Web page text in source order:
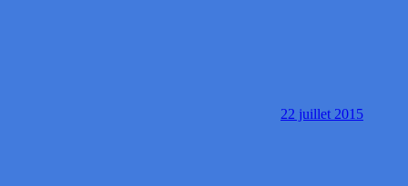
22 juillet 2015